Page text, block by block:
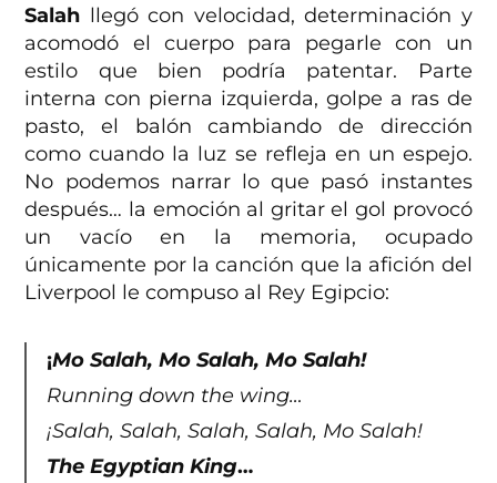
Salah llegó con velocidad, determinación y
acomodó el cuerpo para pegarle con un
estilo que bien podría patentar. Parte
interna con pierna izquierda, golpe a ras de
pasto, el balón cambiando de dirección
como cuando la luz se refleja en un espejo.
No podemos narrar lo que pasó instantes
después… la emoción al gritar el gol provocó
un vacío en la memoria, ocupado
únicamente por la canción que la afición del
Liverpool le compuso al Rey Egipcio:
¡Mo Salah, Mo Salah, Mo Salah!
Running down the wing…
¡Salah, Salah, Salah, Salah, Mo Salah!
The Egyptian King…